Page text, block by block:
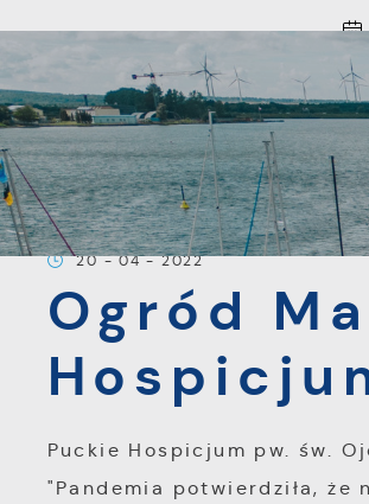
Przejdź do ustawień wielkości
Strona główna Aktualności
20 - 04 - 2022
Ogród
Puckie Hospicjum pw. św.
"Pandemia potwierdziła,